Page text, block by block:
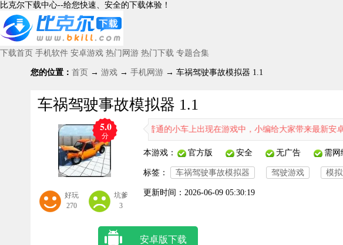
比克尔下载中心--给您快速、安全的下载体验！
下载首页 手机软件 安卓游戏 热门网游 热门下载 专题合集
您的位置： 首页 → 游戏 → 手机网游 → 车祸驾驶事故模拟器 1.1
车祸驾驶事故模拟器 1.1
5.0
分
好玩
270
坑爹
3
真实的模拟驾驶游戏许多普通的小车上出现在游戏中，小编给大家带来最新安卓版本，游戏
本游戏： 官方版 安全 无广告 需网
标签： 车祸驾驶事故模拟器 驾驶游戏 模
更新时间： 2026-06-09 05:30:19
安卓版下载